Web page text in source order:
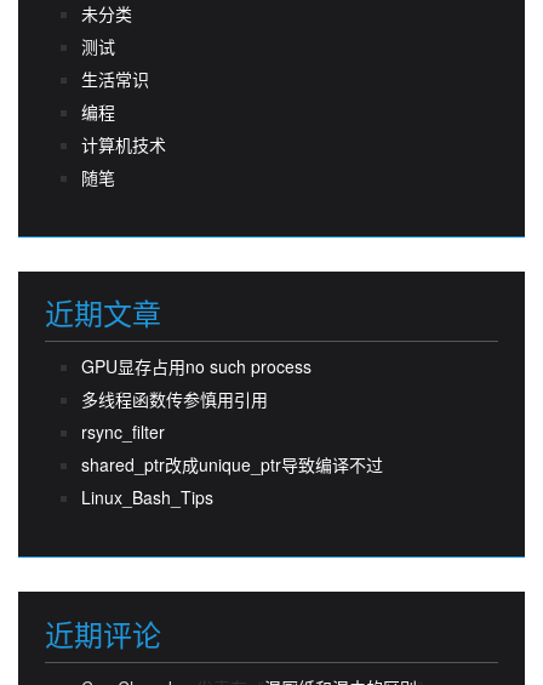
未分类
测试
生活常识
编程
计算机技术
随笔
近期文章
GPU显存占用no such process
多线程函数传参慎用引用
rsync_filter
shared_ptr改成unique_ptr导致编译不过
Linux_Bash_Tips
近期评论